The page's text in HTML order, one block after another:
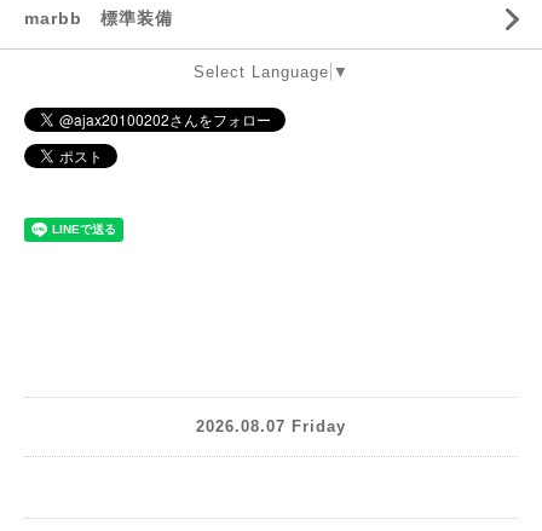
marbb 標準装備
Select Language ▼
2026.08.07 Friday